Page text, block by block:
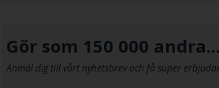
Gör som 150 000 andra...
Anmäl dig till vårt nyhetsbrev och få super